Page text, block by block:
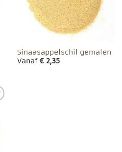
Sinaasappelschil gemalen
Vanaf €2,35